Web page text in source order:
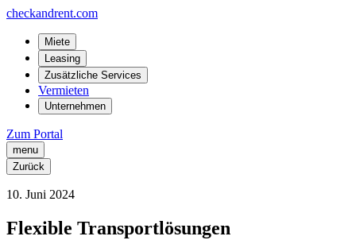
checkandrent.com
Miete
Leasing
Zusätzliche Services
Vermieten
Unternehmen
Zum Portal
menu
Zurück
10. Juni 2024
Flexible Transportlösungen